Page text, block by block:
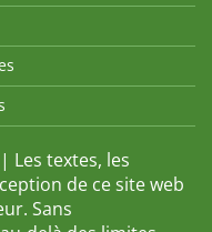
Les textes, les
de ce site web
Sans